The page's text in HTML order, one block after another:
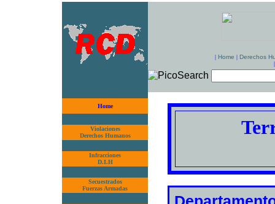
Home
Violaciones
Derechos Humanos
Infracciones
D.I.H
Secuestrados
Fuerzas Armadas
| Home | Derechos